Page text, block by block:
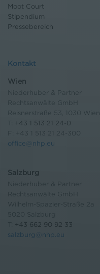
Moot Court
Stipendium
Pressebereich
Kontakt
Wien
Niederhuber & Partner
Rechtsanwälte GmbH
Reisnerstraße 53, 1030 Wien
+43 1 513 21 24-0
F: +43 1 513 21 24-300
office@nhp.eu
Salzburg
Niederhuber & Partner
Rechtsanwälte GmbH
Wilhelm-Spazier-Straße 2a
5020 Salzburg
+43 662 90 92 33
salzburg@nhp.eu